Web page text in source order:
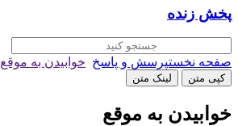
پخش زنده
صفحه نخستپرسش و پاسخ خوابیدن به موقع
کپی متن لینک متن
خوابیدن به موقع